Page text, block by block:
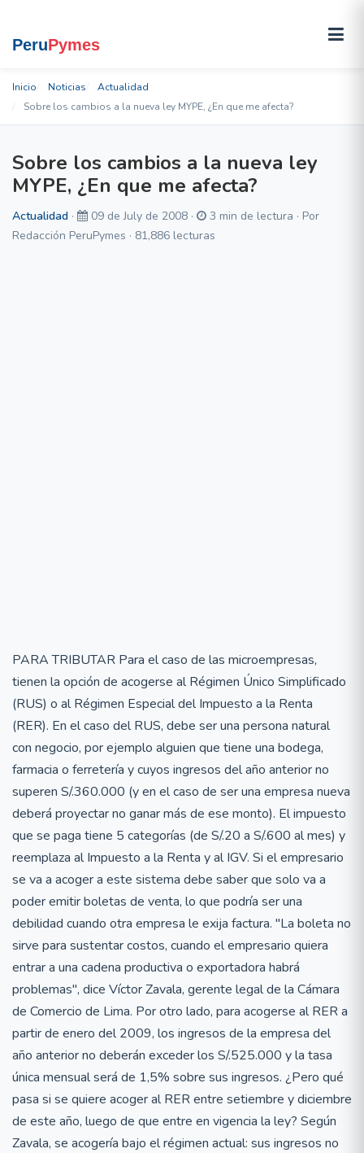
Inicio Noticias
Actualidad
Sobre los cambios a la nueva ley MYPE, ¿En que me afecta?
Sobre los cambios a la nueva ley
MYPE, ¿En que me afecta?
Actualidad · 09 de July de 2008 ·
3 min de lectura · Por
Redacción PeruPymes · 81,886 lecturas
PARA TRIBUTAR Para el caso de las microempresas,
tienen la opción de acogerse al Régimen Único Simplificado
(RUS) o al Régimen Especial del Impuesto a la Renta
(RER). En el caso del RUS, debe ser una persona natural
con negocio, por ejemplo alguien que tiene una bodega,
farmacia o ferretería y cuyos ingresos del año anterior no
superen S/.360.000 (y en el caso de ser una empresa nueva
deberá proyectar no ganar más de ese monto). El impuesto
que se paga tiene 5 categorías (de S/.20 a S/.600 al mes) y
reemplaza al Impuesto a la Renta y al IGV. Si el empresario
se va a acoger a este sistema debe saber que solo va a
poder emitir boletas de venta, lo que podría ser una
debilidad cuando otra empresa le exija factura. "La boleta no
sirve para sustentar costos, cuando el empresario quiera
entrar a una cadena productiva o exportadora habrá
problemas", dice Víctor Zavala, gerente legal de la Cámara
de Comercio de Lima. Por otro lado, para acogerse al RER a
partir de enero del 2009, los ingresos de la empresa del
año anterior no deberán exceder los S/.525.000 y la tasa
única mensual será de 1,5% sobre sus ingresos. ¿Pero qué
pasa si se quiere acoger al RER entre setiembre y diciembre
de este año, luego de que entre en vigencia la ley? Según
Zavala, se acogería bajo el régimen actual: sus ingresos no